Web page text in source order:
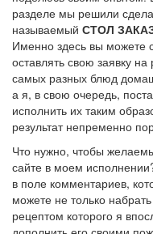
разделе мы решили
называемый СТОЛ
Именно здесь вы можете
оставлять свою заявку на
самых разных блюд
а я, в свою очередь,
исполнить их таким
результат непременно
Что нужно, чтобы
сайте в моем
в поле комментариев,
можете не только
рецептом которого я